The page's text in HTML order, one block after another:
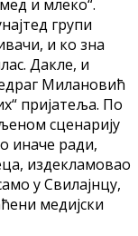
и млеко“.
групи
и ко зна
Дакле, и
Милановић
пријатеља. По
сценарију
иначе ради,
издекламовао
у Свилајнцу,
медијски